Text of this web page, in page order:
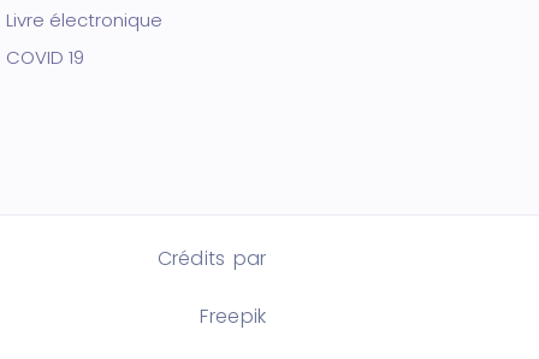
Livre électronique
COVID 19
Crédits par
Freepik